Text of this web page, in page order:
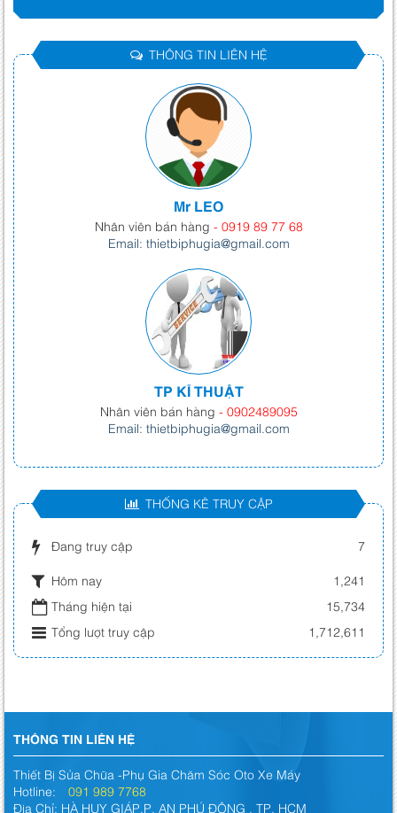
THÔNG TIN LIÊN HỆ
Mr LEO
Nhân viên bán hàng - 0919 89 77 68
Email: thietbiphugia@gmail.com
TP KĨ THUẬT
Nhân viên bán hàng - 0902489095
Email: thietbiphugia@gmail.com
THỐNG KÊ TRUY CẬP
Đang truy cập 7
Hôm nay
1,241
Tháng hiện tại
15,734
Tổng lượt truy cập
1,712,611
THÔNG TIN LIÊN HỆ
Thiết Bị Sửa Chữa -Phụ Gia Chăm Sóc Oto Xe Máy
Hotline: 091 989 7768
Địa Chỉ: HÀ HUY GIÁP,P. AN PHÚ ĐÔNG , TP. HCM